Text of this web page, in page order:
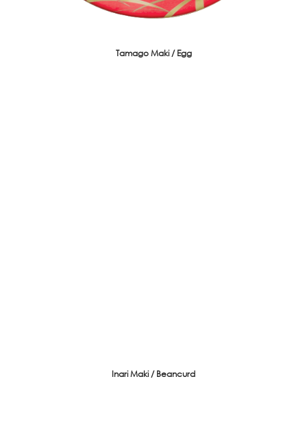
Tamago Maki / Egg
Inari Maki / Beancurd